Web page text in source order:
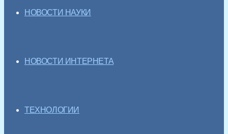
НОВОСТИ НАУКИ
НОВОСТИ ИНТЕРНЕТА
ТЕХНОЛОГИИ